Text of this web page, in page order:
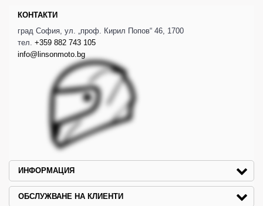
КОНТАКТИ
град София, ул. „проф. Кирил Попов“ 46, 1700
тел. +359 882 743 105
info@linsonmoto.bg
ИНФОРМАЦИЯ
ОБСЛУЖВАНЕ НА КЛИЕНТИ